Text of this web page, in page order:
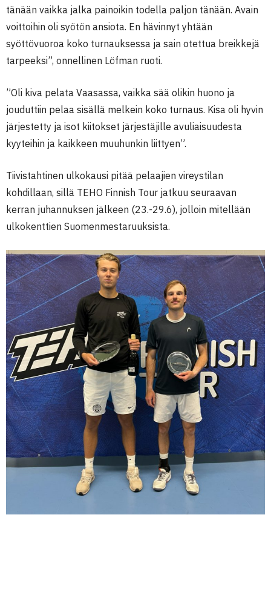
tänään vaikka jalka painoikin todella paljon tänään. Avain
voittoihin oli syötön ansiota. En hävinnyt yhtään
syöttövuoroa koko turnauksessa ja sain otettua breikkejä
tarpeeksi”, onnellinen Löfman ruoti.
”Oli kiva pelata Vaasassa, vaikka sää olikin huono ja
jouduttiin pelaa sisällä melkein koko turnaus. Kisa oli hyvin
järjestetty ja isot kiitokset järjestäjille avuliaisuudesta
kyyteihin ja kaikkeen muuhunkin liittyen”.
Tiivistahtinen ulkokausi pitää pelaajien vireystilan
kohdillaan, sillä TEHO Finnish Tour jatkuu seuraavan
kerran juhannuksen jälkeen (23.-29.6), jolloin mitellään
ulkokenttien Suomenmestaruuksista.